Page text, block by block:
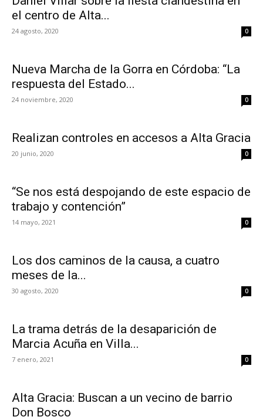
el centro de Alta...
24 agosto, 2020 0
Nueva Marcha de la Gorra en Córdoba: “La
respuesta del Estado...
24 noviembre, 2020 0
Realizan controles en accesos a Alta Gracia
20 junio, 2020 0
“Se nos está despojando de este espacio de
trabajo y contención”
14 mayo, 2021 0
Los dos caminos de la causa, a cuatro
meses de la...
30 agosto, 2020 0
La trama detrás de la desaparición de
Marcia Acuña en Villa...
7 enero, 2021 0
Alta Gracia: Buscan a un vecino de barrio
Don Bosco